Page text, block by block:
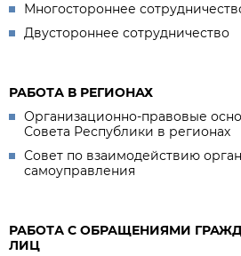
Многостороннее
Двустороннее сотрудничество
РАБОТА В РЕГИОНАХ
Организационно-правовые
Совета Республики в регионах
Совет по взаимодействию
самоуправления
РАБОТА С ОБРАЩЕНИЯМИ
ЛИЦ